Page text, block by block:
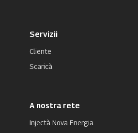
Servizii
Cliente
Scaricà
A nostra rete
Injectà Nova Energia